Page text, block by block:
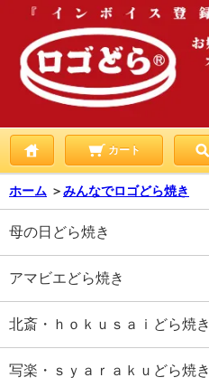
カート
ホーム ＞みんなでロゴどら焼き
母の日どら焼き
アマビエどら焼き
北斎・ｈｏｋｕｓａｉどら焼き
写楽・ｓｙａｒａｋｕどら焼き